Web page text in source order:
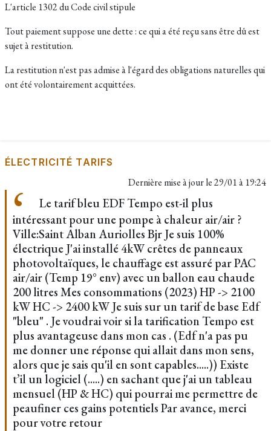
L'article 1302 du Code civil stipule
Tout paiement suppose une dette : ce qui a été reçu sans être dû est
sujet à restitution.
La restitution n'est pas admise à l'égard des obligations naturelles qui
ont été volontairement acquittées.
ÉLECTRICITÉ TARIFS
Dernière mise à jour le29/01 à 19:24
Le tarif bleu EDF Tempo est-il plus
intéressant pour une pompe à chaleur air/air ?
Ville:Saint Alban Auriolles Bjr Je suis 100%
électrique J'ai installé 4kW crêtes de panneaux
photovoltaïques, le chauffage est assuré par PAC
air/air (Temp 19° env) avec un ballon eau chaude
200 litres Mes consommations (2023) HP -> 2100
kW HC -> 2400 kW Je suis sur un tarif de base Edf
"bleu" . Je voudrai voir si la tarification Tempo est
plus avantageuse dans mon cas . (Edf n'a pas pu
me donner une réponse qui allait dans mon sens,
alors que je sais qu'il en sont capables.....)) Existe
t’il un logiciel (.....) en sachant que j'ai un tableau
mensuel (HP & HC) qui pourrai me permettre de
peaufiner ces gains potentiels Par avance, merci
pour votre retour